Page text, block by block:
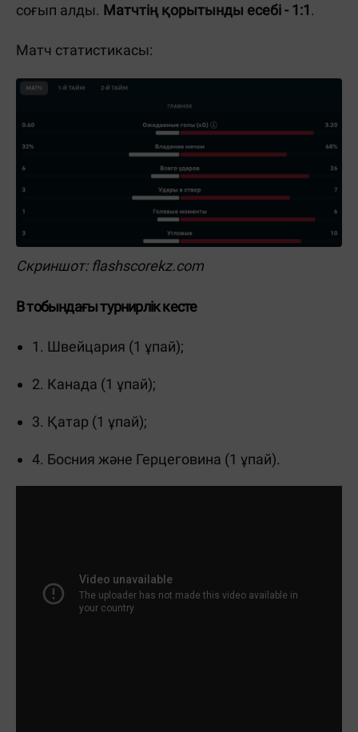
соғып алды. Матчтің қорытынды есебі - 1:1.
Матч статистикасы:
Скриншот: flashscorekz.com
B тобындағы турнирлік кесте
1. Швейцария (1 ұпай);
2. Канада (1 ұпай);
3. Қатар (1 ұпай);
4. Босния және Герцеговина (1 ұпай).